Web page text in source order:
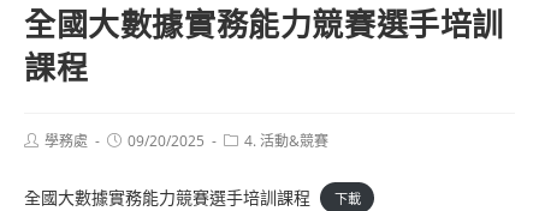
全國大數據實務能力競賽選手培訓
課程
Post學務處
Post09/20/2025
Post4. 活動&競賽
全國大數據實務能力競賽選手培訓課程 下載